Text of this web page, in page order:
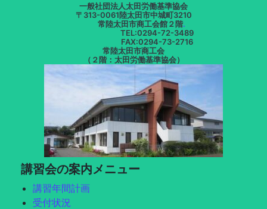
一般社団法人太田労働基準協会
〒313-0061陸太田市中城町3210
常陸太田市商工会館２階.
TEL:0294-72-3489
FAX:0294-73-2716
常陸太田市商工会
（２階：太田労働基準協会）
講習会の案内メニュー
講習年間計画
受付状況